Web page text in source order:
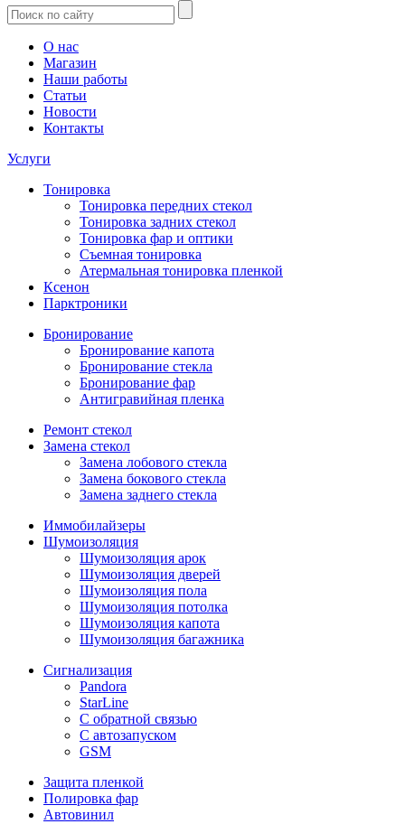
О нас
Магазин
Наши работы
Статьи
Новости
Контакты
Услуги
Тонировка
Тонировка передних стекол
Тонировка задних стекол
Тонировка фар и оптики
Съемная тонировка
Атермальная тонировка пленкой
Ксенон
Парктроники
Бронирование
Бронирование капота
Бронирование стекла
Бронирование фар
Антигравийная пленка
Ремонт стекол
Замена стекол
Замена лобового стекла
Замена бокового стекла
Замена заднего стекла
Иммобилайзеры
Шумоизоляция
Шумоизоляция арок
Шумоизоляция дверей
Шумоизоляция пола
Шумоизоляция потолка
Шумоизоляция капота
Шумоизоляция багажника
Сигнализация
Pandora
StarLine
С обратной связью
С автозапуском
GSM
Защита пленкой
Полировка фар
Автовинил